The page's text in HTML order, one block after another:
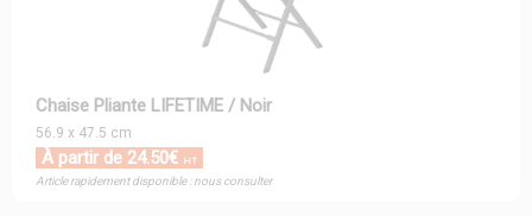
Chaise Pliante LIFETIME / Noir
56.9 x 47.5 cm
À partir de 24.50€ HT
Article rapidement disponible : nous consulter